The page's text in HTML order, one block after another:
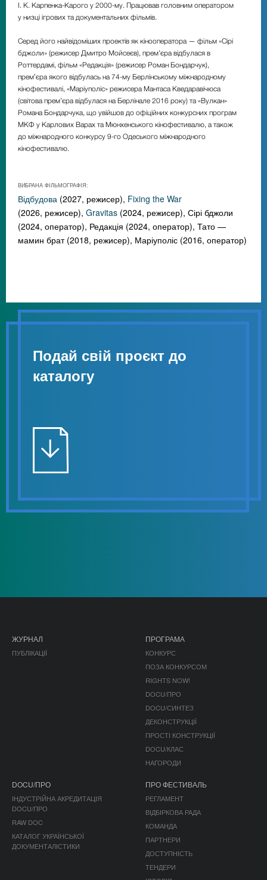
І. К. Карпенка-Карого у 2000-му. Працював головним оператором
у низці ігрових та документальних фільмів.
Серед його найвідоміших проектів як кінооператора — фільм «Сірі
бджоли» (режисер Дмитро Мойсеєв), прем’єра відбулася в
Роттердамі, фільм «Редакція» (режисер Роман Бондарчук),
премʼєра якого відбулась на 74-му Берлінському міжнародному
кінофестивалі, «Маріуполіс» режисера Мантаса Кведаравічюса
(світова прем’єра відбулася на Берлінале 2016 року) та «Вулкан»
Романа Бондарчука, що увійшов до офіційних конкурсних програм
МКФ у Карлових Варах та Мюнхенського кінофестивалю, а також
до міжнародного конкурсу 9-го Одеського міжнародного
кінофестивалю.
ВИБРАНА ФІЛЬМОГРАФІЯ:
Відбудова (2027, режисер), Fixing the War
(2026, режисер), Gravitas (2024, режисер), Сірі бджоли
(2024, оператор), Редакція (2024, оператор), Тато —
мамин брат (2018, режисер), Маріуполіс (2016, оператор)
Подай свій проєкт до
каталогу
ЖУРНАЛ
ПУБЛІКАЦІЇ
ПРОГРАМА
КОНКУРС
ПОЗА КОНКУРСОМ
RIGHTS NOW!
DOCU/ПРО
DOCU/СИНТЕЗ
ДЕКОНСТРУКЦІЇ
ПРОСТІ КОНСТРУКЦІЇ
DOCU/КЛАС
НАГОРОДИ
DOCU/ПРО
ІНДУСТРІЙНА АКРЕДИТАЦІЯ
DOCU/ПРО
RAW DOC
КАТАЛОГ УКРАЇНСЬКОЇ
ДОКУМЕНТАЛІСТИКИ
ПРО ФЕСТИВАЛЬ
РЕГЛАМЕНТ
ВІДБІРКОВА РАДА
КОМАНДА
ПАРТНЕРИ
ДОСТУПНІСТЬ
ТЕНДЕРИ